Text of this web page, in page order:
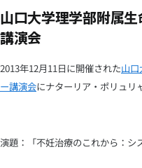
ツ
へ
キ
ッ
山口大学理学部附属
講演会
2013年12月11日に開催された山
ー講演会にナターリア・ポリュリ
演題：「不妊治療のこれから：シ